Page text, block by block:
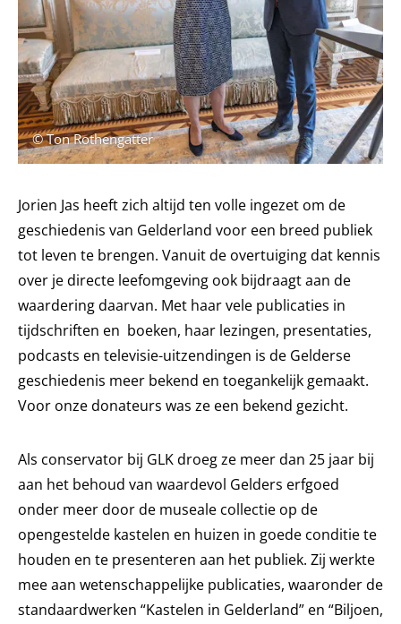
© Ton Rothengatter
Jorien Jas heeft zich altijd ten volle ingezet om de
geschiedenis van Gelderland voor een breed publiek
tot leven te brengen. Vanuit de overtuiging dat kennis
over je directe leefomgeving ook bijdraagt aan de
waardering daarvan. Met haar vele publicaties in
tijdschriften en boeken, haar lezingen, presentaties,
podcasts en televisie-uitzendingen is de Gelderse
geschiedenis meer bekend en toegankelijk gemaakt.
Voor onze donateurs was ze een bekend gezicht.
Als conservator bij GLK droeg ze meer dan 25 jaar bij
aan het behoud van waardevol Gelders erfgoed
onder meer door de museale collectie op de
opengestelde kastelen en huizen in goede conditie te
houden en te presenteren aan het publiek. Zij werkte
mee aan wetenschappelijke publicaties, waaronder de
standaardwerken “Kastelen in Gelderland” en “Biljoen,